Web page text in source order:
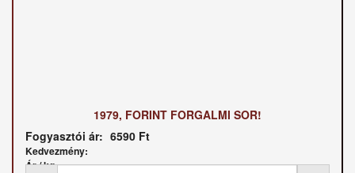
1979, FORINT FORGALMI SOR!
Fogyasztói ár: 6590 Ft
Kedvezmény:
Ár / kg: